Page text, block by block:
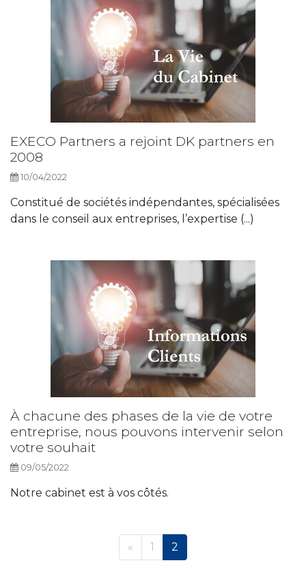
EXECO Partners a rejoint DK partners en
2008
10/04/2022
Constitué de sociétés indépendantes, spécialisées
dans le conseil aux entreprises, l’expertise (...)
À chacune des phases de la vie de votre
entreprise, nous pouvons intervenir selon
votre souhait
09/05/2022
Notre cabinet est à vos côtés.
« 1 2